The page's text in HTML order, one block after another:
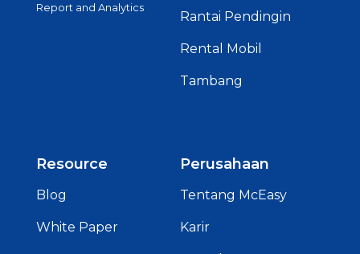
Report and Analytics
Rantai Pendingin
Rental Mobil
Tambang
Resource
Blog
White Paper
Perusahaan
Tentang McEasy
Karir